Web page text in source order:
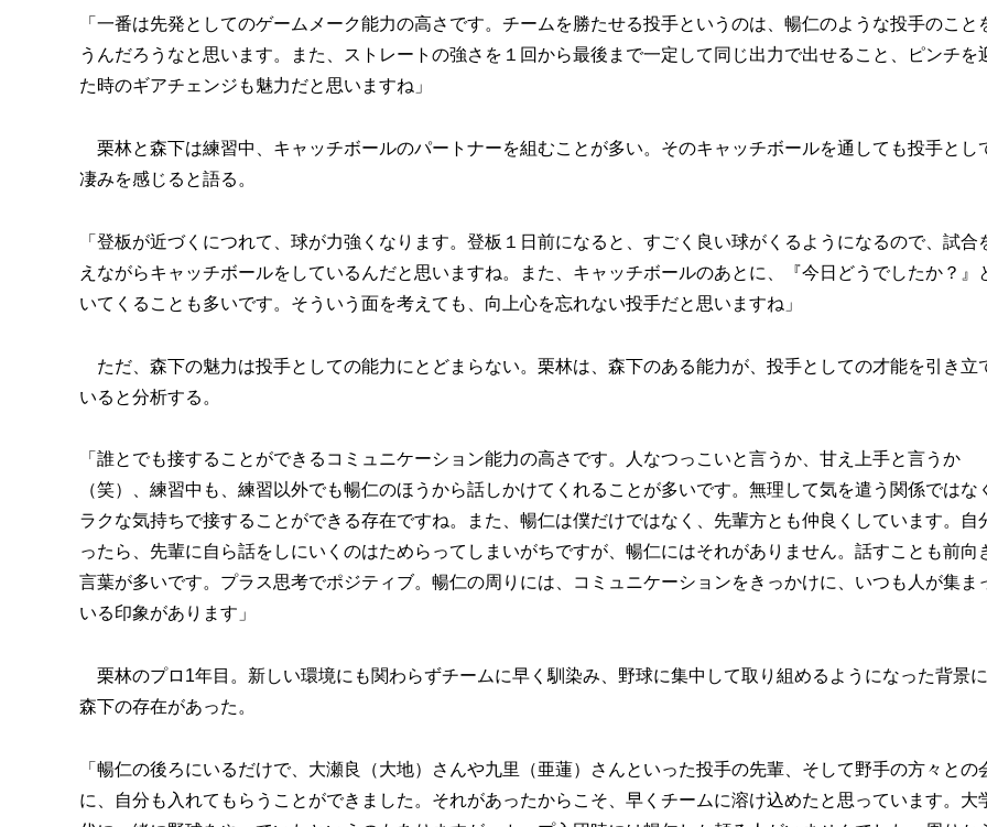
「一番は先発としてのゲームメーク能力の高さです。チームを勝たせる投手というのは、暢仁のような投手のこと
うんだろうなと思います。また、ストレートの強さを１回から最後まで一定して同じ出力で出せること、ピンチを
た時のギアチェンジも魅力だと思いますね」
栗林と森下は練習中、キャッチボールのパートナーを組むことが多い。そのキャッチボールを通しても投手とし
凄みを感じると語る。
「登板が近づくにつれて、球が力強くなります。登板１日前になると、すごく良い球がくるようになるので、試合
えながらキャッチボールをしているんだと思いますね。また、キャッチボールのあとに、『今日どうでしたか？』
いてくることも多いです。そういう面を考えても、向上心を忘れない投手だと思いますね」
ただ、森下の魅力は投手としての能力にとどまらない。栗林は、森下のある能力が、投手としての才能を引き立
いると分析する。
「誰とでも接することができるコミュニケーション能力の高さです。人なつっこいと言うか、甘え上手と言うか
（笑）、練習中も、練習以外でも暢仁のほうから話しかけてくれることが多いです。無理して気を遣う関係ではな
ラクな気持ちで接することができる存在ですね。また、暢仁は僕だけではなく、先輩方とも仲良くしています。自
ったら、先輩に自ら話をしにいくのはためらってしまいがちですが、暢仁にはそれがありません。話すことも前向
言葉が多いです。プラス思考でポジティブ。暢仁の周りには、コミュニケーションをきっかけに、いつも人が集ま
いる印象があります」
栗林のプロ1年目。新しい環境にも関わらずチームに早く馴染み、野球に集中して取り組めるようになった背景
森下の存在があった。
「暢仁の後ろにいるだけで、大瀬良（大地）さんや九里（亜蓮）さんといった投手の先輩、そして野手の方々との
に、自分も入れてもらうことができました。それがあったからこそ、早くチームに溶け込めたと思っています。大